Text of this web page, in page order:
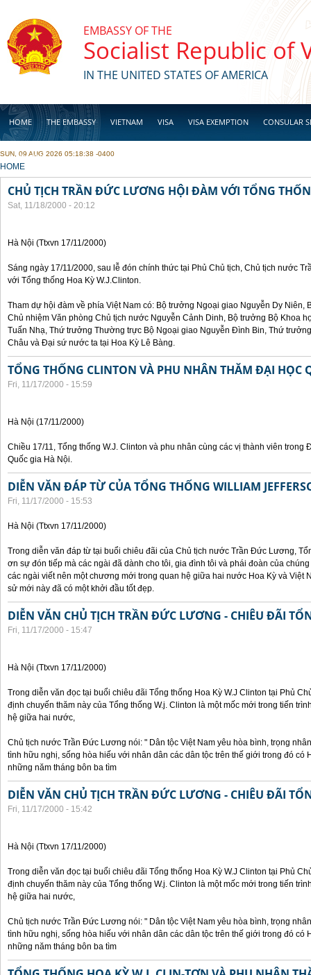
EMBASSY OF THE
Socialist Republic of
IN THE UNITED STATES OF AMERICA
HOME THE EMBASSY VIETNAM VISA VISA EXEMPTION CONSULAR
BUSINESS
SUN, 09 AUG 2026 05:18:38 -0400
YOU ARE HERE
HOME
CHỦ TỊCH TRẦN ĐỨC LƯƠNG HỘI ĐÀM VỚI TỔNG
Sat, 11/18/2000 - 20:12
Hà Nội (Ttxvn 17/11/2000)
Sáng ngày 17/11/2000, sau lễ đón chính thức tại Phủ Chủ tịch, Chủ tịch nước
với Tổng thống Hoa Kỳ W.J.Clinton.
Tham dự hội đàm về phía Việt Nam có: Bộ trưởng Ngoại giao Nguyễn Dy Niên,
Chủ nhiệm Văn phòng Chủ tịch nước Nguyễn Cảnh Dinh, Bộ trưởng Bộ Khoa
Tuấn Nhạ, Thứ trưởng Thường trực Bộ Ngoại giao Nguyễn Đình Bin, Thứ
Châu và Đại sứ nước ta tại Hoa Kỳ Lê Bàng.
TỔNG THỐNG CLINTON VÀ PHU NHÂN THĂM ĐẠI HỌC
Fri, 11/17/2000 - 15:59
Hà Nội (17/11/2000)
Chiều 17/11, Tổng thống W.J. Clinton và phu nhân cùng các vị thành viên
Quốc gia Hà Nội.
DIỄN VĂN ĐÁP TỪ CỦA TỔNG THỐNG WILLIAM
Fri, 11/17/2000 - 15:53
Hà Nội (Ttxvn 17/11/2000)
Trong diễn văn đáp từ tại buổi chiêu đãi của Chủ tịch nước Trần Đức Lương,
ơn sự đón tiếp mà các ngài đã dành cho tôi, gia đình tôi và phái đoàn của
các ngài viết nên một chương mới trong quan hệ giữa hai nước Hoa Kỳ và Việt
sử mới này đã có một khởi đầu tốt đẹp.
DIỄN VĂN CHỦ TỊCH TRẦN ĐỨC LƯƠNG - CHIÊU ĐÃI
Fri, 11/17/2000 - 15:47
Hà Nội (Ttxvn 17/11/2000)
Trong diễn văn đọc tại buổi chiêu đãi Tổng thống Hoa Kỳ W.J Clinton tại Phủ
định chuyến thăm này của Tổng thống W.j. Clinton là một mốc mới trong tiến
hệ giữa hai nước,
Chủ tịch nước Trần Đức Lương nói: " Dân tộc Việt Nam yêu hòa bình, trọng
tình hữu nghị, sống hòa hiếu với nhân dân các dân tộc trên thế giới trong đó có
những năm tháng bôn ba tìm
DIỄN VĂN CHỦ TỊCH TRẦN ĐỨC LƯƠNG - CHIÊU ĐÃI
Fri, 11/17/2000 - 15:42
Hà Nội (Ttxvn 17/11/2000)
Trong diễn văn đọc tại buổi chiêu đãi Tổng thống Hoa Kỳ W.J Clinton tại Phủ
định chuyến thăm này của Tổng thống W.j. Clinton là một mốc mới trong tiến
hệ giữa hai nước,
Chủ tịch nước Trần Đức Lương nói: " Dân tộc Việt Nam yêu hòa bình, trọng
tình hữu nghị, sống hòa hiếu với nhân dân các dân tộc trên thế giới trong đó có
những năm tháng bôn ba tìm